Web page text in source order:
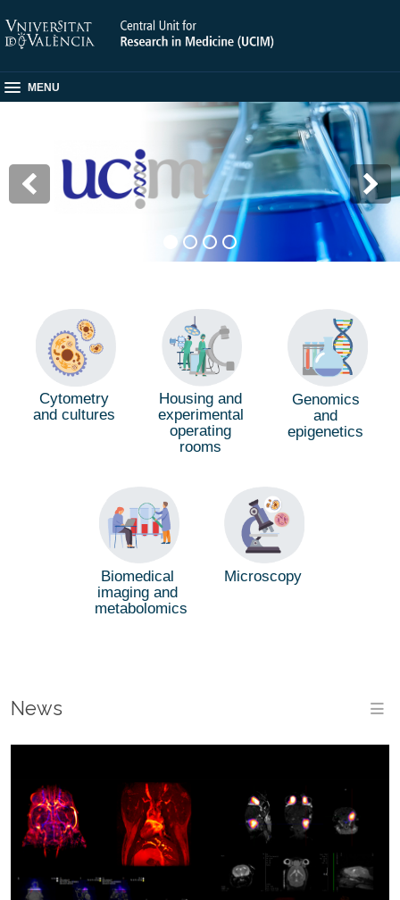
MENU
Cytometry
and cultures
Housing and
experimental
operating
rooms
Genomics
and
epigenetics
Biomedical
imaging and
metabolomics
Microscopy
News